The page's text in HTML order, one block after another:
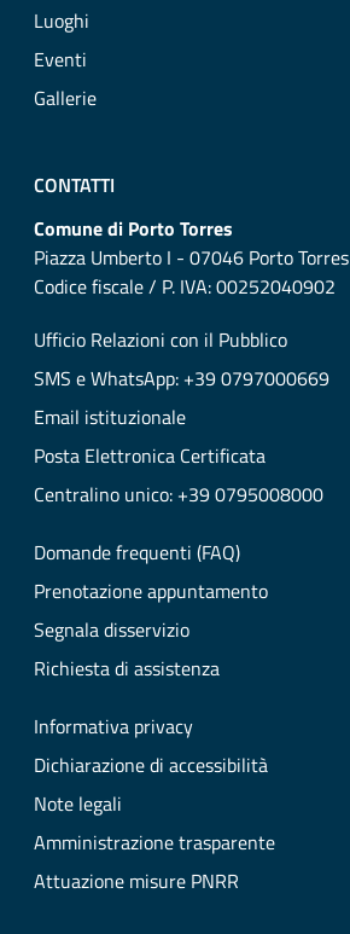
Luoghi
Eventi
Gallerie
CONTATTI
Comune di Porto Torres
Piazza Umberto I - 07046 Porto Torres
Codice fiscale / P. IVA: 00252040902
Ufficio Relazioni con il Pubblico
SMS e WhatsApp: +39 0797000669
Email istituzionale
Posta Elettronica Certificata
Centralino unico: +39 0795008000
Domande frequenti (FAQ)
Prenotazione appuntamento
Segnala disservizio
Richiesta di assistenza
Informativa privacy
Dichiarazione di accessibilità
Note legali
Amministrazione trasparente
Attuazione misure PNRR